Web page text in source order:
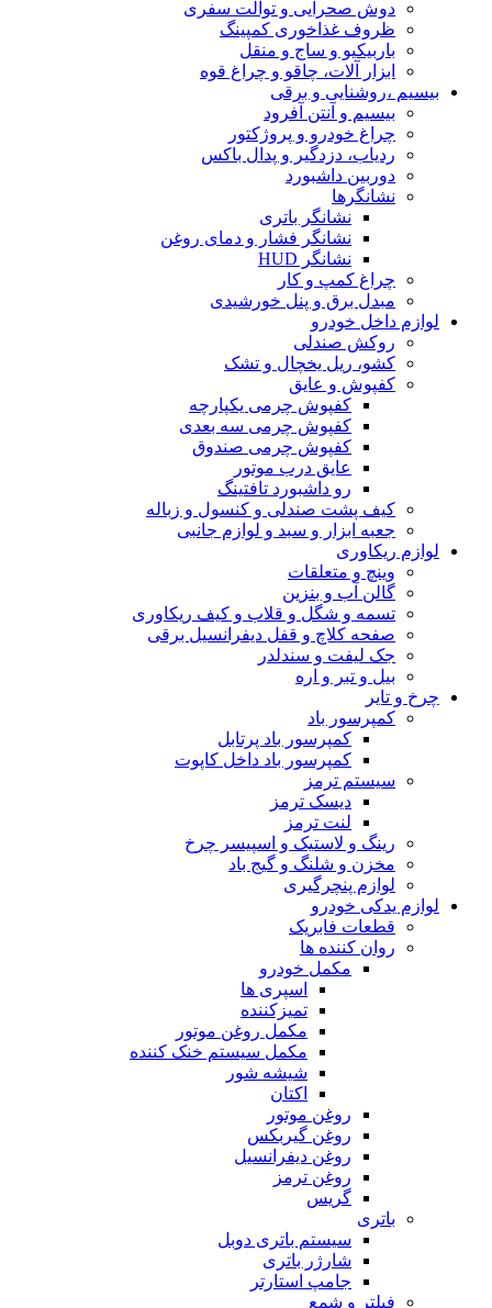
دوش صحرایی و توالت سفری
ظروف غذاخوری کمپینگ
باربیکیو و ساج و منقل
ابزار آلات، چاقو و چراغ قوه
بیسیم ،روشنایی و برقی
بیسیم و آنتن آفرود
چراغ خودرو و پروژکتور
ردیاب، دزدگیر و پدال باکس
دوربین داشبورد
نشانگرها
نشانگر باتری
نشانگر فشار و دمای روغن
نشانگر HUD
چراغ کمپ و کار
مبدل برق و پنل خورشیدی
لوازم داخل خودرو
روکش صندلی
کشو، ریل یخچال و تشک
کفپوش و عایق
کفپوش چرمی یکپارچه
کفپوش چرمی سه بعدی
کفپوش چرمی صندوق
عایق درب موتور
رو داشبورد تافتینگ
کیف پشت صندلی و کنسول و زباله
جعبه ابزار و سبد و لوازم جانبی
لوازم ریکاوری
وینچ و متعلقات
گالن آب و بنزین
تسمه و شگل و قلاب و کیف ریکاوری
صفحه کلاچ و قفل دیفرانسیل برقی
جک لیفت و سندلدر
بیل و تبر و اره
چرخ و تایر
کمپرسور باد
کمپرسور باد پرتابل
کمپرسور باد داخل کاپوت
سیستم ترمز
دیسک ترمز
لنت ترمز
رینگ و لاستیک و اسپیسر چرخ
مخزن و شلنگ و گیج باد
لوازم پنچرگیری
لوازم یدکی خودرو
قطعات فابریک
روان کننده ها
مکمل خودرو
اسپری ها
تمیزکننده
مکمل روغن موتور
مکمل سیستم خنک کننده
شیشه شور
اکتان
روغن موتور
روغن گیربکس
روغن دیفرانسیل
روغن ترمز
گریس
باتری
سیستم باتری دوبل
شارژر باتری
جامپ استارتر
فیلتر و شمع